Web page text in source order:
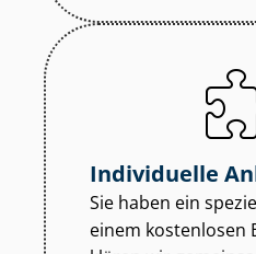
Individuelle
Sie haben ein
einem kostenlosen